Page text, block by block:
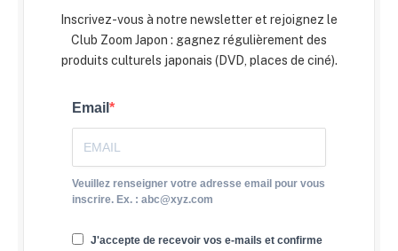
Inscrivez-vous à notre newsletter et rejoignez le
Club Zoom Japon : gagnez régulièrement des
produits culturels japonais (DVD, places de ciné).
Email
Veuillez renseigner votre adresse email pour vous
inscrire. Ex. : abc@xyz.com
J'accepte de recevoir vos e-mails et confirme